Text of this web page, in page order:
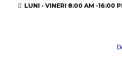
LUNI - VINERI 8:00 AM -16:00